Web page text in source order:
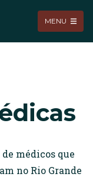
MENU
médicos que
no Rio Grande